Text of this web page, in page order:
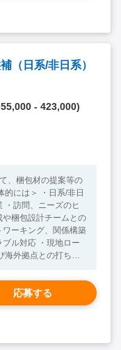
課題を解決するソリ
、仮説立てをおこな
、一人ひとりの裁量
させ、評価の基準に
給昇格のタイミン
。活躍した社員は学
整っています。社員
げていただきます。
ります。
対するコミュニケー
会話レベルの英語力
ビジネスレベルの英
（日系/非日系）
- 423,000)
、梱包材の提案等の
的には＞ ・日系/非日
・訪問、ニーズのヒ
梱包設計チームとの
ーキング、関係構築
ブル対応 ・現地ロー
海外拠点との打ち合
ント等も担当いただき
強い方 ・明るくコミ
ある方(メーカー、
応募する